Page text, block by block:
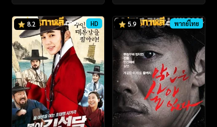
8.2 HD 5.9 พากย์ไทย